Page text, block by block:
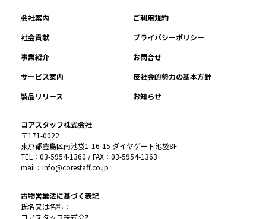
会社案内
ご利用規約
社会貢献
プライバシーポリシー
事業紹介
お問合せ
サービス案内
反社会的勢力の基本方針
製品リリース
お知らせ
コアスタッフ株式会社
〒171-0022
東京都豊島区南池袋1-16-15 ダイヤゲート池袋8F
TEL：03-5954-1360 / FAX：03-5954-1363
mail：info@corestaff.co.jp
古物営業法に基づく表記
氏名又は名称：
コアスタッフ株式会社